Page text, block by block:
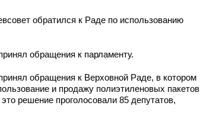
обратился к Раде по использованию
обращения к парламенту.
обращения к Верховной Раде, в котором
и продажу полиэтиленовых пакетов
решение проголосовали 85 депутатов,